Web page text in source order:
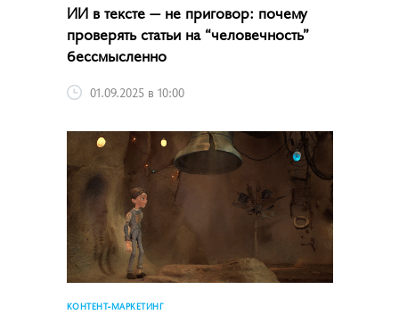
ИИ в тексте — не приговор: почему
проверять статьи на “человечность”
бессмысленно
01.09.2025 в 10:00
КОНТЕНТ-МАРКЕТИНГ